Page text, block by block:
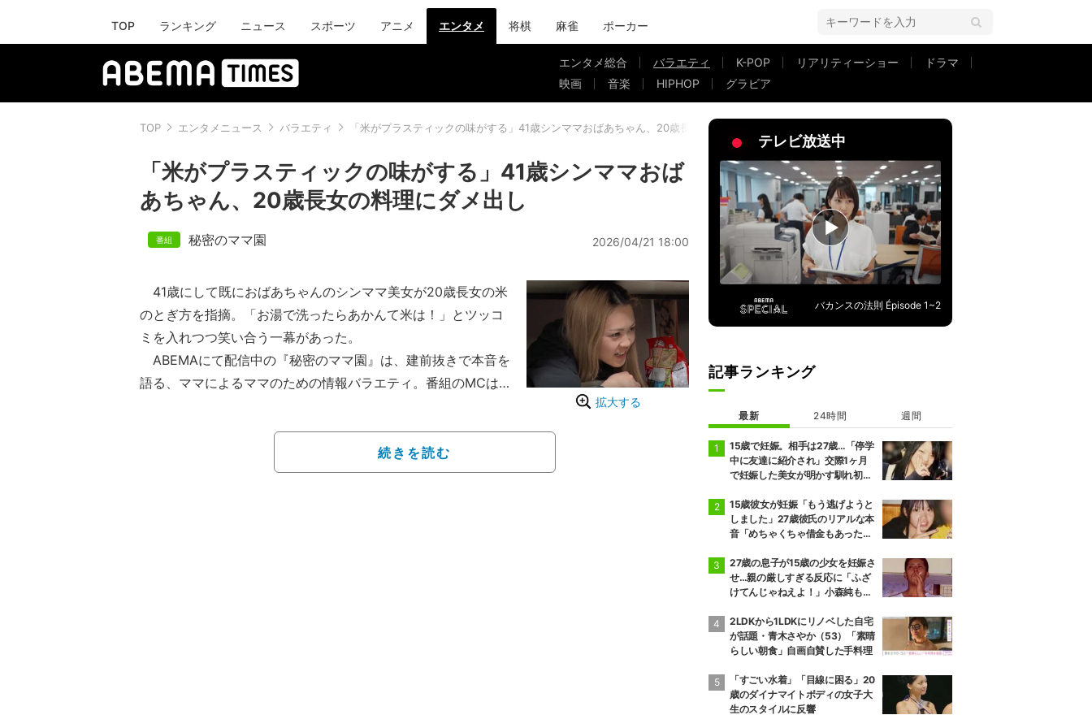
TOP ランキング ニュース スポーツ アニメ エンタメ 将棋 麻雀 ポーカー
エンタメ総合 バラエティ K-POP リアリティーショー
ドラマ
映画
音楽 HIPHOP グラビア
TOP エンタメニュース バラエティ 「米がプラスティックの味がする」41歳シンママおばあちゃん、20歳長女の料理にダメ出し
「米がプラスティックの味がする」41歳シンママおば
あちゃん、20歳長女の料理にダメ出し
秘密のママ園 2026/04/21 18:00
拡大する
41歳にして既におばあちゃんのシンママ美女が20歳長女の米
のとぎ方を指摘。「お湯で洗ったらあかんて米は！」とツッコ
ミを入れつつ笑い合う一幕があった。
ABEMAにて配信中の『秘密のママ園』は、建前抜きで本音を
語る、ママによるママのための情報バラエティ。番組のMCは
なみの3人。それぞれ異なるバックグラウンドを持つ3人が、リ
アルなママの視点から本音で語り合い、多様な価値観のママた
続きを読む
テレビ放送中
バカンスの法則 Épisode 1~2
記事ランキング
最新 24時間 週間
15歳で妊娠。相手は27歳…「停学
中に友達に紹介され」交際1ヶ月
で妊娠した美女が明かす馴れ初め
絶句
15歳彼女が妊娠「もう逃げようと
しました」27歳彼氏のリアルな本
音「めちゃくちゃ借金もあったの
27歳の息子が15歳の少女を妊娠さ
せ…親の厳しすぎる反応に「ふざ
けてんじゃねえよ！」小森純も怒
2LDKから1LDKにリノベした自宅
が話題・青木さやか（53）「素晴
らしい朝食」自画自賛した手料理
「すごい水着」「目線に困る」20
歳のダイナマイトボディの女子大
生のスタイルに反響